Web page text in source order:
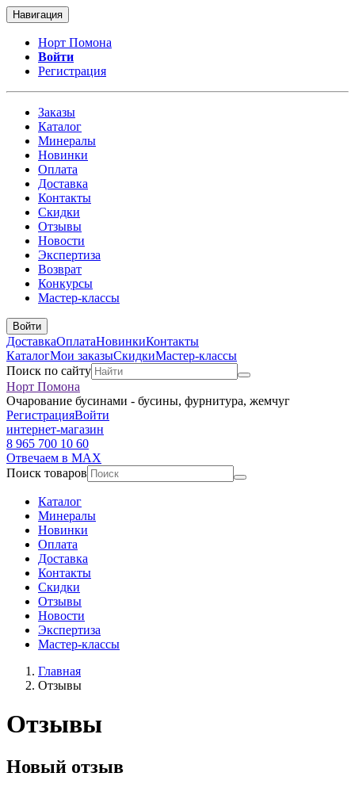
Навигация
Норт Помона
Войти
Регистрация
Заказы
Каталог
Минералы
Новинки
Оплата
Доставка
Контакты
Скидки
Отзывы
Новости
Экспертиза
Возврат
Конкурсы
Мастер-классы
Войти
ДоставкаОплатаНовинкиКонтакты
КаталогМои заказыСкидкиМастер-классы
Поиск по сайту
Норт Помона
Очарование бусинами - бусины, фурнитура, жемчуг
РегистрацияВойти
интернет-магазин
8 965 700 10 60
Отвечаем в MAX
Поиск товаров
Каталог
Минералы
Новинки
Оплата
Доставка
Контакты
Скидки
Отзывы
Новости
Экспертиза
Мастер-классы
Главная
Отзывы
Отзывы
Новый отзыв